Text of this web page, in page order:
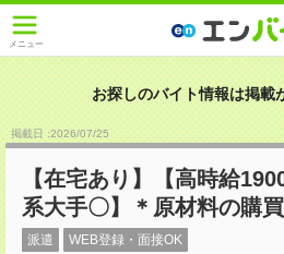
メニュー
お探しのバイト情報は掲載
掲載日 :2026/07/25
【在宅あり】【高時給
系大手〇】＊原材料の購
派遣 WEB登録・面接OK